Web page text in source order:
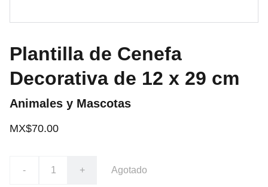
Plantilla de Cenefa
Decorativa de 12 x 29 cm
Animales y Mascotas
MX$70.00
- + Agotado